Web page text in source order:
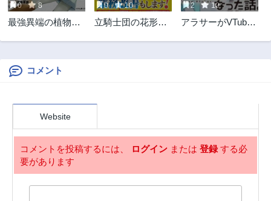
第69話
3ヶ月前
第68話
3ヶ月前
第67話 第66話
第65話
第63話
3ヶ月前
第61話
3ヶ月前
第60話
3ヶ月前
第59話
0 8
最強異端の植物使
0 10
立騎士団の花形職
される規格外な魔
2 10
アラサーがVTuber
コメント
Website
コメントを投稿するには、 ログイン または 登録する必
要があります